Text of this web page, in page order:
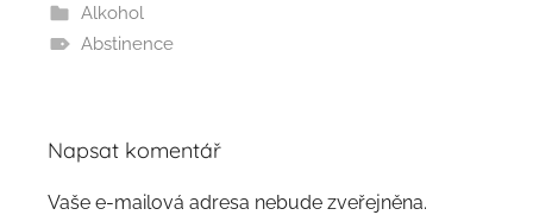
Alkohol
Abstinence
Napsat komentář
Vaše e-mailová adresa nebude zveřejněna.